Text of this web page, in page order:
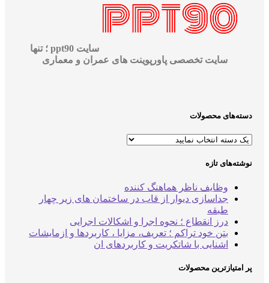
سایت ppt90 ؛ تنها
سایت تخصصی پاورپوینت های عمران و معماری
محصولات
تازه
وظایف ناظر هماهنگ کننده
جداسازی دیوار از قاب در ساختمان های زیر چهار
درز انقطاع ؛ نحوه اجرا و اشکالات اجرایی
بتن خود تراکم ؛ تعریف، مزایا ، کاربردها و ازمایشات
اشنایی با شاتکریت و کاربردهای ان
محصولات